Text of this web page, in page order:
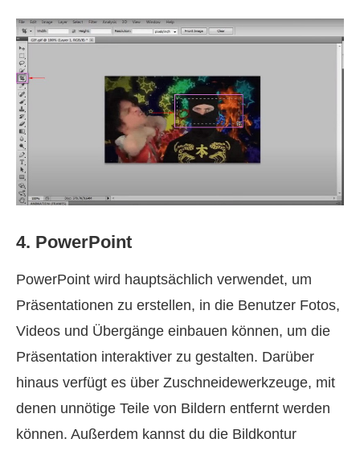
4. PowerPoint
PowerPoint wird hauptsächlich verwendet, um
Präsentationen zu erstellen, in die Benutzer Fotos,
Videos und Übergänge einbauen können, um die
Präsentation interaktiver zu gestalten. Darüber
hinaus verfügt es über Zuschneidewerkzeuge, mit
denen unnötige Teile von Bildern entfernt werden
können. Außerdem kannst du die Bildkontur